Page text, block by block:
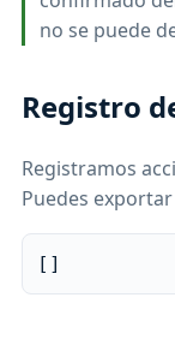
no se puede
Registro
Registramos
Puedes
[]